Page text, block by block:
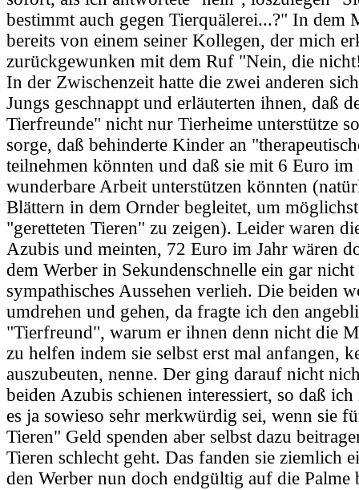
bestimmt auch gegen Tierquälerei...?" In dem
bereits von einem seiner Kollegen, der mich
zurückgewunken mit dem Ruf "Nein, die
In der Zwischenzeit hatte die zwei anderen
Jungs geschnappt und erläuterten ihnen, daß
Tierfreunde" nicht nur Tierheime unterstütze
sorge, daß behinderte Kinder an
teilnehmen könnten und daß sie mit 6 Euro im
wunderbare Arbeit unterstützen könnten
Blättern in dem Ornder begleitet, um
"geretteten Tieren" zu zeigen). Leider waren
Azubis und meinten, 72 Euro im Jahr wären
dem Werber in Sekundenschnelle ein gar nicht
sympathisches Aussehen verlieh. Die beiden
umdrehen und gehen, da fragte ich den
"Tierfreund", warum er ihnen denn nicht die
zu helfen indem sie selbst erst mal anfangen,
auszubeuten, nenne. Der ging darauf nicht
beiden Azubis schienen interessiert, so daß
es ja sowieso sehr merkwürdig sei, wenn sie
Tieren" Geld spenden aber selbst dazu
Tieren schlecht geht. Das fanden sie ziemlich
den Werber nun doch endgültig auf die Palme